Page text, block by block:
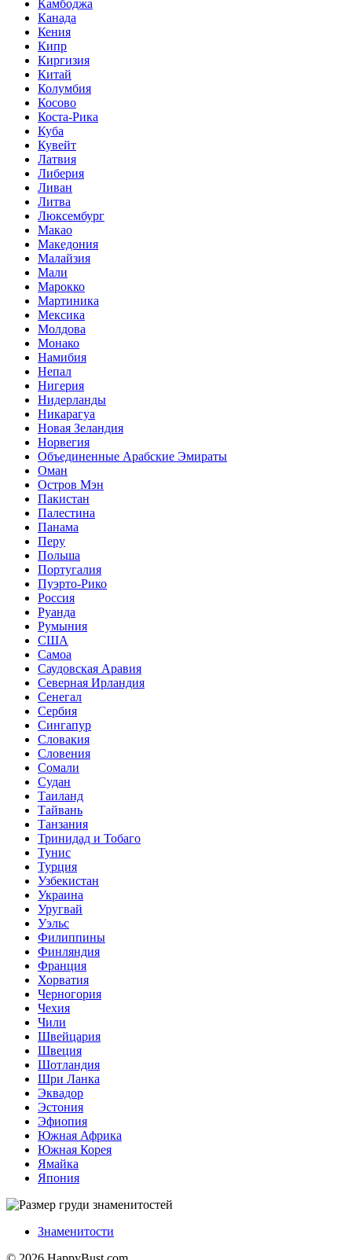
Камбоджа
Канада
Кения
Кипр
Киргизия
Китай
Колумбия
Косово
Коста-Рика
Куба
Кувейт
Латвия
Либерия
Ливан
Литва
Люксембург
Макао
Македония
Малайзия
Мали
Марокко
Мартиника
Мексика
Молдова
Монако
Намибия
Непал
Нигерия
Нидерланды
Никарагуа
Новая Зеландия
Норвегия
Объединенные Арабские Эмираты
Оман
Остров Мэн
Пакистан
Палестина
Панама
Перу
Польша
Португалия
Пуэрто-Рико
Россия
Руанда
Румыния
США
Самоа
Саудовская Аравия
Северная Ирландия
Сенегал
Сербия
Сингапур
Словакия
Словения
Сомали
Судан
Таиланд
Тайвань
Танзания
Тринидад и Тобаго
Тунис
Турция
Узбекистан
Украина
Уругвай
Уэльс
Филиппины
Финляндия
Франция
Хорватия
Черногория
Чехия
Чили
Швейцария
Швеция
Шотландия
Шри Ланка
Эквадор
Эстония
Эфиопия
Южная Африка
Южная Корея
Ямайка
Япония
Знаменитости